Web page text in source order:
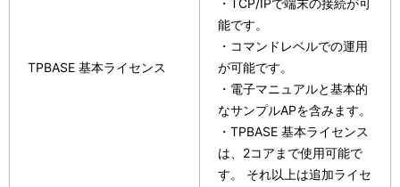
TPBASE 基本ライセンス
・TCP/IPで端末の接続が可
能です。
・コマンドレベルでの運用
が可能です。
・電子マニュアルと基本的
なサンプルAPを含みます。
・TPBASE 基本ライセンス
は、2コアまで使用可能で
す。 それ以上は追加ライセ